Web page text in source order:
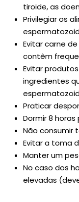
tiroide, as
Privilegiar os
Evitar carne
contêm
Evitar
ingredientes
Praticar
Dormir 8 horas
Não consumir
Evitar a toma
Manter um
No caso dos
elevadas